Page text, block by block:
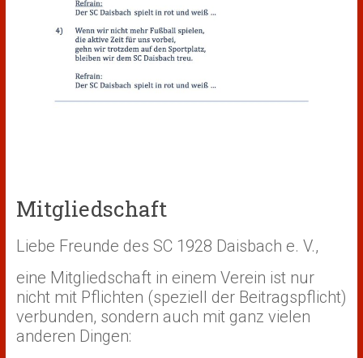
Mitgliedschaft
Liebe Freunde des SC 1928 Daisbach e. V.,
eine Mitgliedschaft in einem Verein ist nur
nicht mit Pflichten (speziell der Beitragspflicht)
verbunden, sondern auch mit ganz vielen
anderen Dingen: